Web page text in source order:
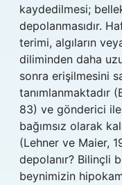
kaydedilmesi;
depolanmasıdır.
terimi, algıların
diliminden daha
sonra erişilmesini
tanımlanmaktadır
83) ve gönderici ile
bağımsız olarak
(Lehner ve Maier,
depolanır? Bilinçli
beynimizin